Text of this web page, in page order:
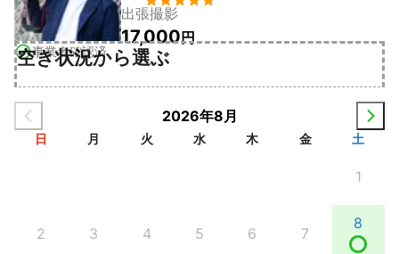
事業者確認済
出張撮影
17,000円
空き状況から選ぶ
2026年8月
日 月 火 水 木 金 土
1
2 3 4 5 6 7
8